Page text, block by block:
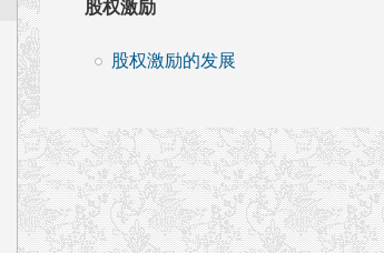
股权激励
股权激励的发展